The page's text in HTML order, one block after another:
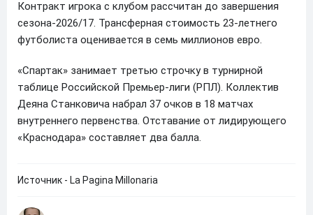
Контракт игрока с клубом рассчитан до завершения
сезона-2026/17. Трансферная стоимость 23-летнего
футболиста оценивается в семь миллионов евро.
«Спартак» занимает третью строчку в турнирной
таблице Российской Премьер-лиги (РПЛ). Коллектив
Деяна Станковича набрал 37 очков в 18 матчах
внутреннего первенства. Отставание от лидирующего
«Краснодара» составляет два балла.
Источник - La Pagina Millonaria